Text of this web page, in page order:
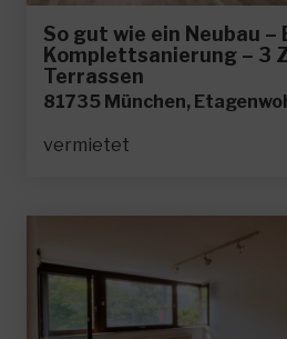
So gut wie ein Neubau –
Komplettsanierung – 3
Terrassen
81735 München,
vermietet